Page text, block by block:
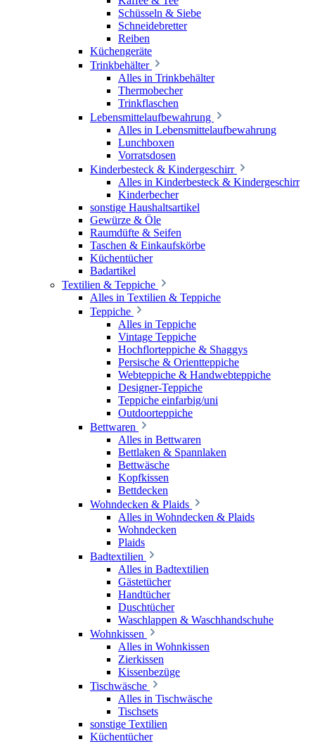
Schüsseln & Siebe
Schneidebretter
Reiben
Küchengeräte
Trinkbehälter
Alles in Trinkbehälter
Thermobecher
Trinkflaschen
Lebensmittelaufbewahrung
Alles in Lebensmittelaufbewahrung
Lunchboxen
Vorratsdosen
Kinderbesteck & Kindergeschirr
Alles in Kinderbesteck & Kindergeschirr
Kinderbecher
sonstige Haushaltsartikel
Gewürze & Öle
Raumdüfte & Seifen
Taschen & Einkaufskörbe
Küchentücher
Badartikel
Textilien & Teppiche
Alles in Textilien & Teppiche
Teppiche
Alles in Teppiche
Vintage Teppiche
Hochflorteppiche & Shaggys
Persische & Orientteppiche
Webteppiche & Handwebteppiche
Designer-Teppiche
Teppiche einfarbig/uni
Outdoorteppiche
Bettwaren
Alles in Bettwaren
Bettlaken & Spannlaken
Bettwäsche
Kopfkissen
Bettdecken
Wohndecken & Plaids
Alles in Wohndecken & Plaids
Wohndecken
Plaids
Badtextilien
Alles in Badtextilien
Gästetücher
Handtücher
Duschtücher
Waschlappen & Waschhandschuhe
Wohnkissen
Alles in Wohnkissen
Zierkissen
Kissenbezüge
Tischwäsche
Alles in Tischwäsche
Tischsets
sonstige Textilien
Küchentücher